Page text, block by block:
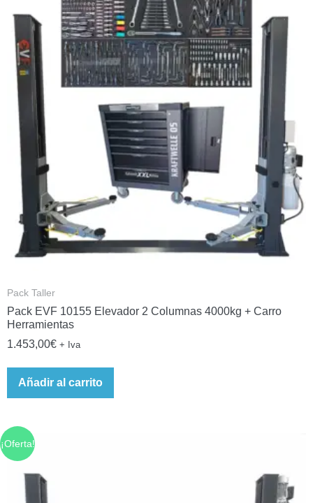
Pack Taller
Pack EVF 10155 Elevador 2 Columnas 4000kg + Carro
Herramientas
1.453,00€ + Iva
Añadir al carrito
¡Oferta!